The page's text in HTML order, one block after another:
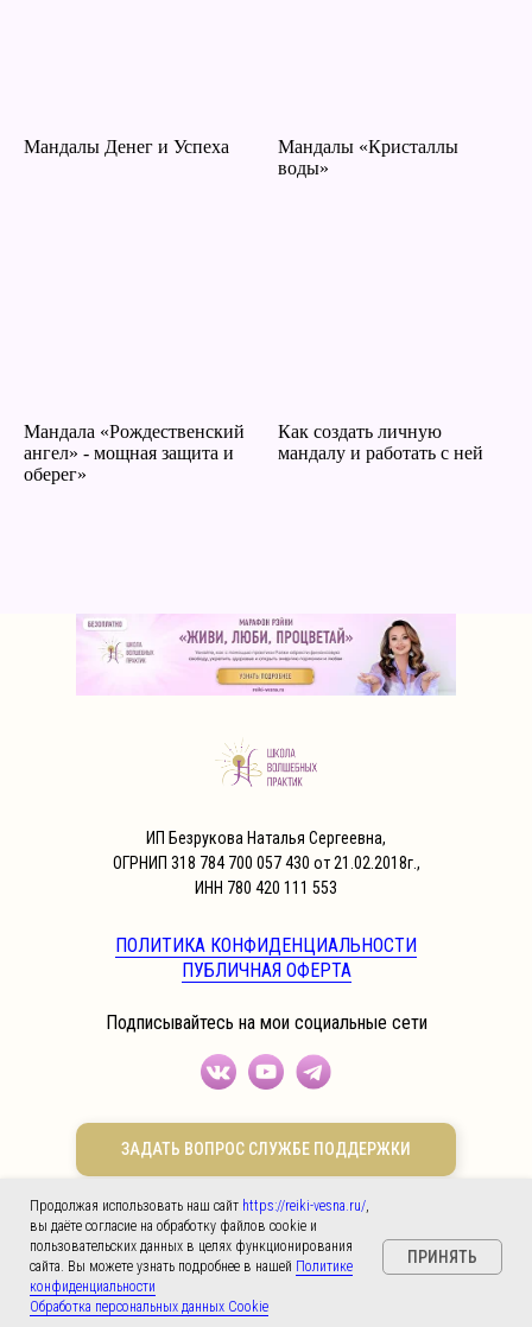
Мандалы Денег и Успеха
Мандалы «Кристаллы
воды»
Мандала «Рождественский
ангел» - мощная защита и
оберег»
Как создать личную
мандалу и работать с ней
ПОЛИТИКА КОНФИДЕНЦИАЛЬНОСТИ
ПУБЛИЧНАЯ ОФЕРТА
ИП Безрукова Наталья Сергеевна,
ОГРНИП 318 784 700 057 430 от 21.02.2018г.,
ИНН 780 420 111 553
ЗАДАТЬ ВОПРОС СЛУЖБЕ ПОДДЕРЖКИ
Подписывайтесь на мои социальные сети
Принимаем оплаты картами Visa, Mastercard и МИР
Продолжая использовать наш сайт https://reiki-vesna.ru/,
вы даёте согласие на обработку файлов cookie и
пользовательских данных в целях функционирования
сайта. Вы можете узнать подробнее в нашей Политике
конфиденциальности
Обработка персональных данных Cookie
ПРИНЯТЬ